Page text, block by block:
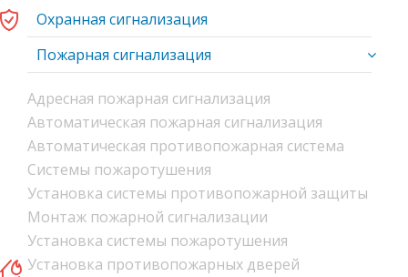
Охранная сигнализация
Пожарная сигнализация
Адресная пожарная сигнализация
Автоматическая пожарная сигнализация
Автоматическая противопожарная система
Системы пожаротушения
Установка системы противопожарной защиты
Монтаж пожарной сигнализации
Установка системы пожаротушения
Установка противопожарных дверей